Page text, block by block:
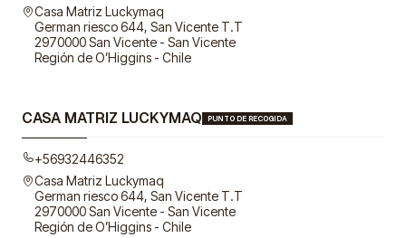
Casa Matriz Luckymaq
German riesco 644, San Vicente T.T
2970000 San Vicente - San Vicente
Región de O’Higgins - Chile
CASA MATRIZ LUCKYMAQ PUNTO DE RECOGIDA
+56932446352
Casa Matriz Luckymaq
German riesco 644, San Vicente T.T
2970000 San Vicente - San Vicente
Región de O’Higgins - Chile